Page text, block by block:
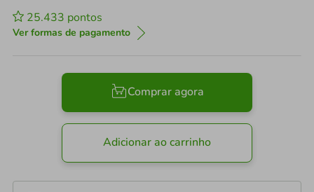
25.433 pontos
Ver formas de pagamento
Comprar agora
Adicionar ao carrinho